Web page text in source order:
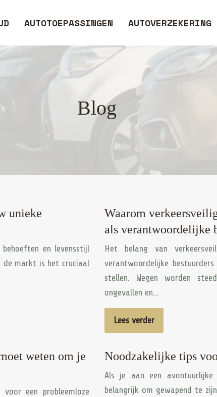
AUTOTOEPASSINGEN AUTOVERZEKERING
Blog
unieke
en levensstijl
de markt is het cruciaal
Waarom
als verantwoordelijke
Het belang van
verantwoordelijke
stellen. Wegen worden
ongevallen en…
Lees verder
weten om je
een probleemloze
Noodzakelijke tips
Als je aan een
belangrijk om gewapend te